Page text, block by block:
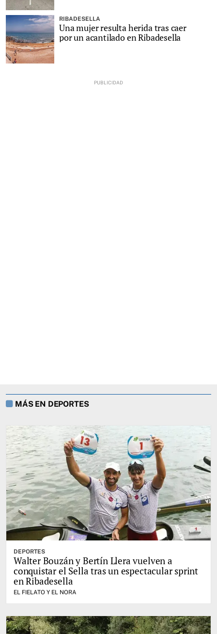
RIBADESELLA
Una mujer resulta herida tras caer
por un acantilado en Ribadesella
MÁS EN DEPORTES
DEPORTES
Walter Bouzán y Bertín Llera vuelven a
conquistar el Sella tras un espectacular sprint
en Ribadesella
EL FIELATO Y EL NORA